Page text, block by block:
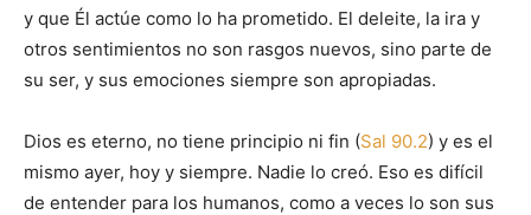
y que Él actúe como lo ha prometido. El deleite, la ira y
otros sentimientos no son rasgos nuevos, sino parte de
su ser, y sus emociones siempre son apropiadas.
Dios es eterno, no tiene principio ni fin (Sal 90.2) y es el
mismo ayer, hoy y siempre. Nadie lo creó. Eso es difícil
de entender para los humanos, como a veces lo son sus